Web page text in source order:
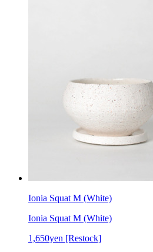
Ionia Squat M (White)
Ionia Squat M (White)
1,650yen [Restock]